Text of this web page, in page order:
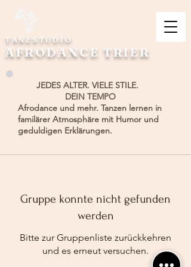
TANZSTUDIO
AFRODANCE TRIER
JEDES ALTER. VIELE STILE.
DEIN TEMPO
Afrodance und mehr. Tanzen lernen in
familärer Atmosphäre mit Humor und
geduldigen Erklärungen.
Gruppe konnte nicht gefunden
werden
Bitte zur Gruppenliste zurückkehren
und es erneut versuchen.